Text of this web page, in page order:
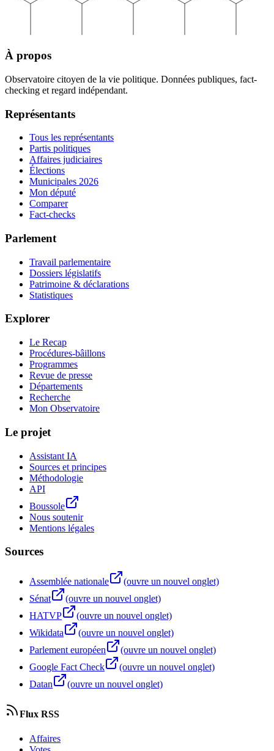
À propos
Observatoire citoyen de la vie politique. Données publiques, fact-
checking et regard indépendant.
Représentants
Tous les représentants
Partis politiques
Affaires judiciaires
Élections
Municipales 2026
Mon député
Comparer
Fact-checks
Parlement
Travail parlementaire
Dossiers législatifs
Patrimoine & déclarations
Statistiques
Explorer
Le Recap
Procédures-bâillons
Programmes
Revue de presse
Départements
Recherche
Mon Observatoire
Le projet
Assistant IA
Sources et principes
Méthodologie
API
Boussole
Nous soutenir
Mentions légales
Sources
Assemblée nationale
(ouvre un nouvel onglet)
Sénat
(ouvre un nouvel onglet)
HATVP
(ouvre un nouvel onglet)
Wikidata
(ouvre un nouvel onglet)
Parlement européen
(ouvre un nouvel onglet)
Google Fact Check
(ouvre un nouvel onglet)
Datan
(ouvre un nouvel onglet)
Flux RSS
Affaires